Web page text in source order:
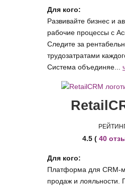
Для кого:
Развивайте бизнес и
рабочие процессы с
Следите за
трудозатратами
Система объединяе...
4.5 ( 40
Для кого:
Платформа для CRM-
продаж и лояльности.